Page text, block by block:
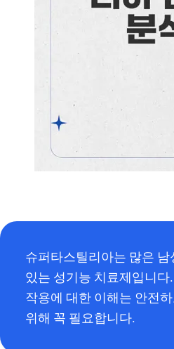
슈퍼타스틸리아는 많은 남
있는 성기능 치료제입니
작용에 대한 이해는 안전
위해 꼭 필요합니다.